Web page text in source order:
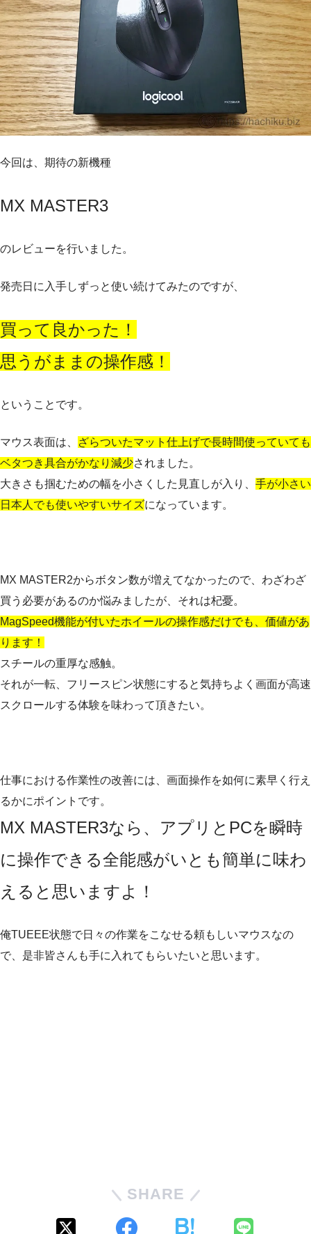
今回は、期待の新機種
MX MASTER3
のレビューを行いました。
発売日に入手しずっと使い続けてみたのですが、
買って良かった！
思うがままの操作感！
ということです。
マウス表面は、
ざらついたマット仕上げで長時間使っていても
ベタつき具合がかなり減少されました。
大きさも掴むための幅を小さくした見直しが入り、 手が小さい
日本人でも使いやすいサイズになっています。
MX MASTER2からボタン数が増えてなかったので、わざわざ
買う必要があるのか悩みましたが、それは杞憂。
MagSpeed機能が付いたホイールの操作感だけでも、価値があ
ります！
スチールの重厚な感触。
それが一転、フリースピン状態にすると気持ちよく画面が高速
スクロールする体験を味わって頂きたい。
仕事における作業性の改善には、画面操作を如何に素早く行え
るかにポイントです。
MX MASTER3なら、アプリとPCを瞬時
に操作できる全能感がいとも簡単に味わ
えると思いますよ！
俺TUEEE状態で日々の作業をこなせる頼もしいマウスなの
で、是非皆さんも手に入れてもらいたいと思います。
SHARE